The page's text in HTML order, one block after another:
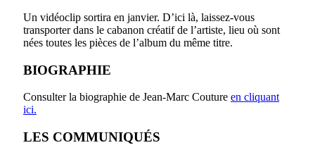
Un vidéoclip sortira en janvier. D’ici là, laissez-vous
transporter dans le cabanon créatif de l’artiste, lieu où sont
nées toutes les pièces de l’album du même titre.
BIOGRAPHIE
Consulter la biographie de Jean-Marc Couture en cliquant
ici.
LES COMMUNIQUÉS